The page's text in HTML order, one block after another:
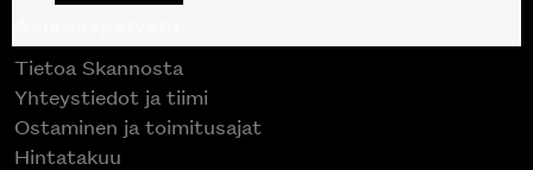
Tietoa Skannosta
Yhteystiedot ja tiimi
Ostaminen ja toimitusajat
Hintatakuu